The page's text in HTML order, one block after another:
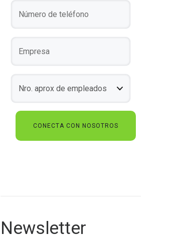
Newsletter